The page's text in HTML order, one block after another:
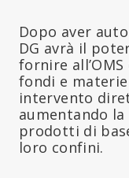
Dopo aver
DG avrà il
fornire
fondi e
intervento
aumentando
prodotti di
loro confini.